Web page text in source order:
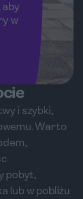
aby
w
i szybki,
Warto
pobyt,
lub w pobliżu